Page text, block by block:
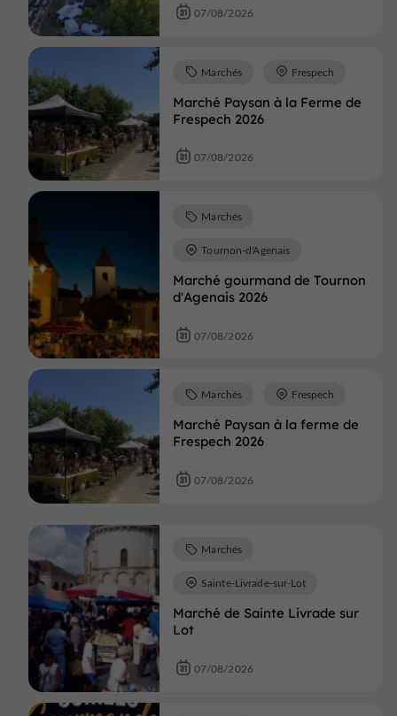
07/08/2026
Marché Paysan à la Ferme de
Frespech 2026
Marchés Frespech
07/08/2026
Marché gourmand de Tournon
d'Agenais 2026
Marchés
Tournon-d'Agenais
07/08/2026
Marché Paysan à la ferme de
Frespech 2026
Marchés Frespech
07/08/2026
Marché de Sainte Livrade sur
Lot
Marchés
Sainte-Livrade-sur-Lot
07/08/2026